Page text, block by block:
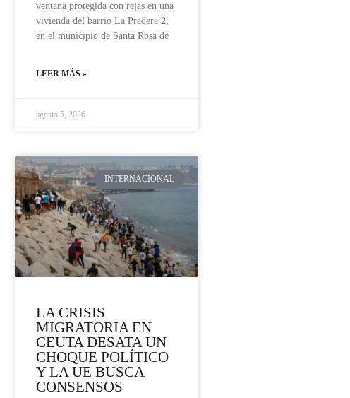
ventana protegida con rejas en una
vivienda del barrio La Pradera 2,
en el municipio de Santa Rosa de
LEER MÁS »
agosto 5, 2026
INTERNACIONAL
LA CRISIS
MIGRATORIA EN
CEUTA DESATA UN
CHOQUE POLÍTICO
Y LA UE BUSCA
CONSENSOS